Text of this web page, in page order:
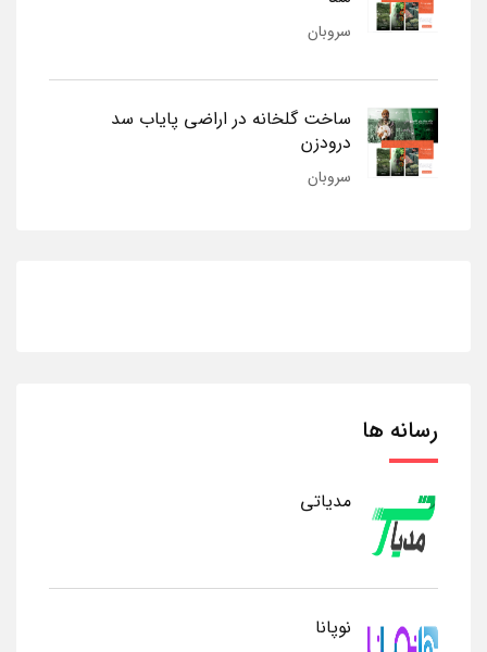
سروبان
ساخت گلخانه در اراضی پایاب سد
درودزن
سروبان
رسانه ها
مدیاتی
نوپانا